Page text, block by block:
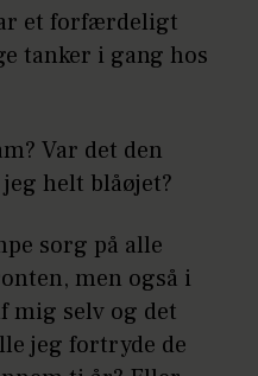
et forfærdeligt
tanker i gang hos
Var det den
jeg helt blåøjet?
sorg på alle
men også i
mig selv og det
jeg fortryde de